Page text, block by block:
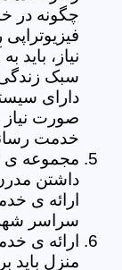
چگونه در
نیاز، باید
سبک زندگی
دارای
صورت نیاز
خدمت
مجموعه ی
داشتن
ارائه ی
سراسر
ارائه ی
منزل باید